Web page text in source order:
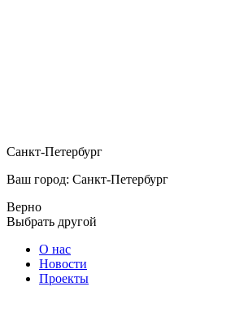
Санкт-Петербург
Ваш город: Санкт-Петербург
Верно
Выбрать другой
О нас
Новости
Проекты